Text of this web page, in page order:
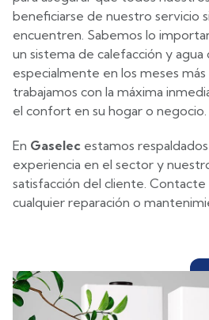
beneficiarse de nuestro servicio
encuentren. Sabemos lo
un sistema de calefacción y agua
especialmente en los meses
trabajamos con la máxima
el confort en su hogar o negocio.
En Gaselec estamos
experiencia en el sector y
satisfacción del cliente.
cualquier reparación o